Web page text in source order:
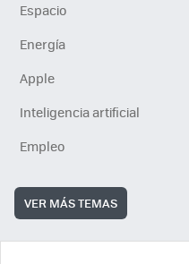
Espacio
Energía
Apple
Inteligencia artificial
Empleo
VER MÁS TEMAS